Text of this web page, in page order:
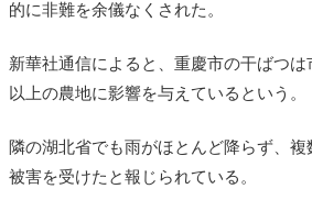
的に非難を余儀なくされた。
新華社通信によると、重慶市の干ばつは
以上の農地に影響を与えているという。
隣の湖北省でも雨がほとんど降らず、
被害を受けたと報じられている。